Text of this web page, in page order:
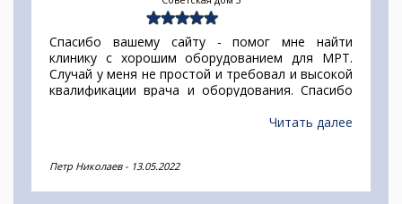
Спасибо вашему сайту - помог мне найти
клинику с хорошим оборудованием для МРТ.
Случай у меня не простой и требовал и высокой
квалификации врача и оборудования. Спасибо
предложила несколько вариантов. Ничего
Читать далее
Петр Николаев - 13.05.2022